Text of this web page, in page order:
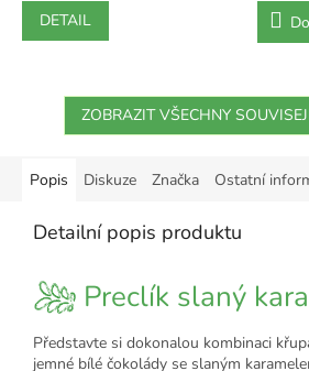
DETAIL
ZOBRAZIT VŠECHNY
Popis Diskuze Značka Ostatní
Detailní popis produktu
Preclík slaný
Představte si dokonalou kombinaci
jemné bílé čokolády se slaným